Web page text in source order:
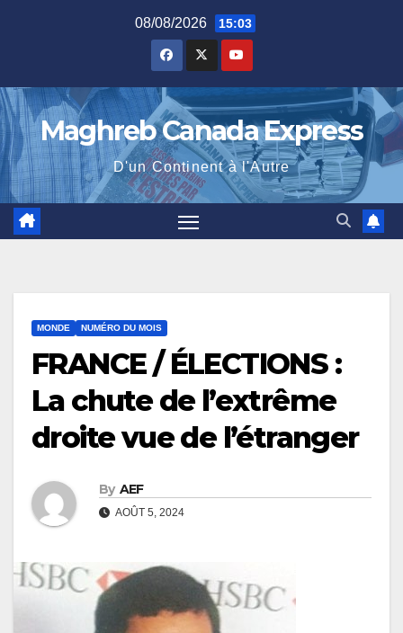
08/08/2026 15:03
Maghreb Canada Express
D'un Continent à l'Autre
MONDE NUMÉRO DU MOIS
FRANCE / ÉLECTIONS :
La chute de l’extrême
droite vue de l’étranger
By AEF
AOÛT 5, 2024